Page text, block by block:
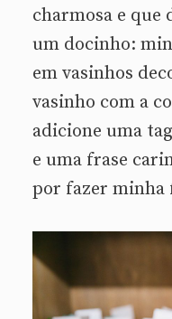
charmosa e que
um docinho:
em vasinhos
vasinho com a
adicione uma
e uma frase
por fazer minha